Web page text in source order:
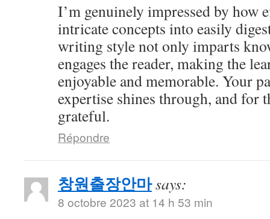
I’m genuinely impressed by how
intricate concepts into easily
writing style not only imparts
engages the reader, making the
enjoyable and memorable. Your
expertise shines through, and for
grateful.
Répondre
창원출장안마says:
8 octobre 2023 at 14 h 53 min